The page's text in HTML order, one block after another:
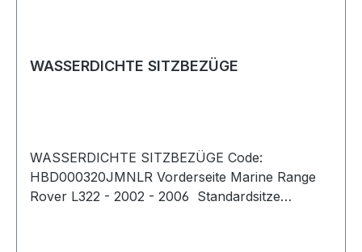
WASSERDICHTE SITZBEZÜGE
WASSERDICHTE SITZBEZÜGE Code:
HBD000320JMNLR Vorderseite Marine Range
Rover L322 - 2002 - 2006 Standardsitze